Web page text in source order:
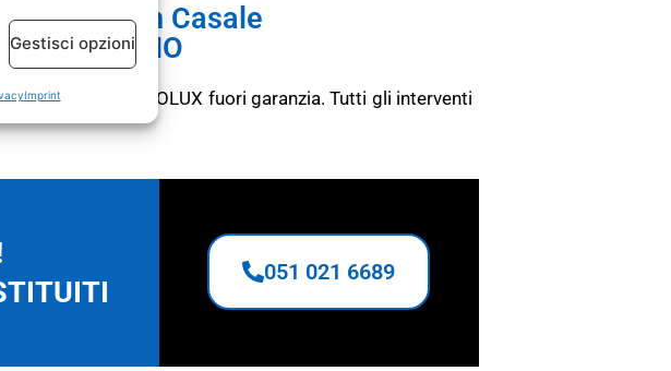
Gestisci opzioni
Imprint
Pietro in Casale
DI 1 ANNO
REX ELECTROLUX fuori garanzia.Tutti gli interventi
051 021 6689